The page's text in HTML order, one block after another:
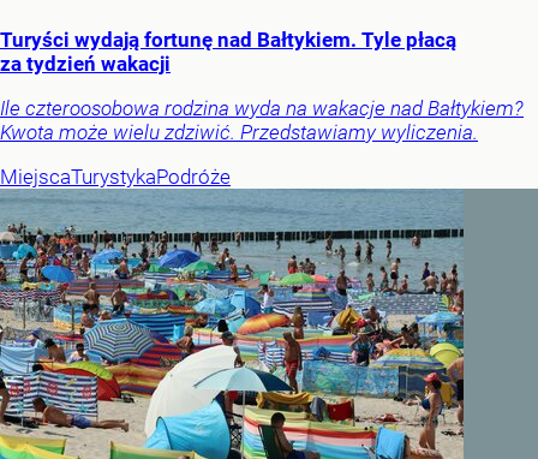
Turyści wydają fortunę nad Bałtykiem. Tyle płacą
za tydzień wakacji
Ile czteroosobowa rodzina wyda na wakacje nad Bałtykiem?
Kwota może wielu zdziwić. Przedstawiamy wyliczenia.
MiejscaTurystykaPodróże